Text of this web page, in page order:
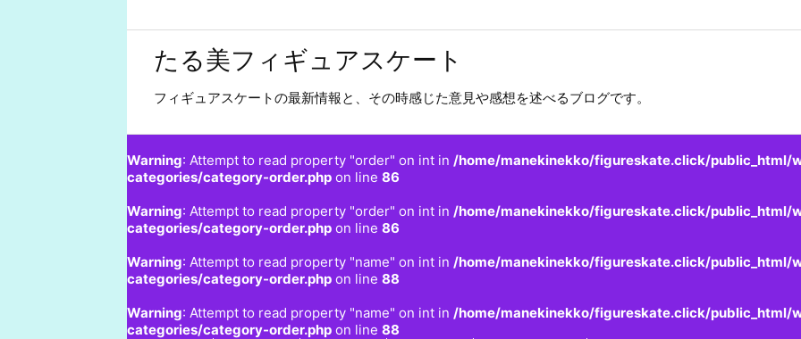
たる美フィギュアスケート
フィギュアスケートの最新情報と、その時感じた意見や感想を述べるブログです。
Warning: Attempt to read property "order" on int in /home/manekinekko/figureskate.click/public_html/
categories/category-order.php on line 86
Warning: Attempt to read property "order" on int in /home/manekinekko/figureskate.click/public_html/
categories/category-order.php on line 86
Warning: Attempt to read property "name" on int in /home/manekinekko/figureskate.click/public_html/
categories/category-order.php on line 88
Warning: Attempt to read property "name" on int in /home/manekinekko/figureskate.click/public_html/
categories/category-order.php on line 88